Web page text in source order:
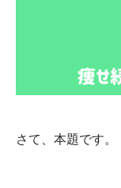
さて、本題です。